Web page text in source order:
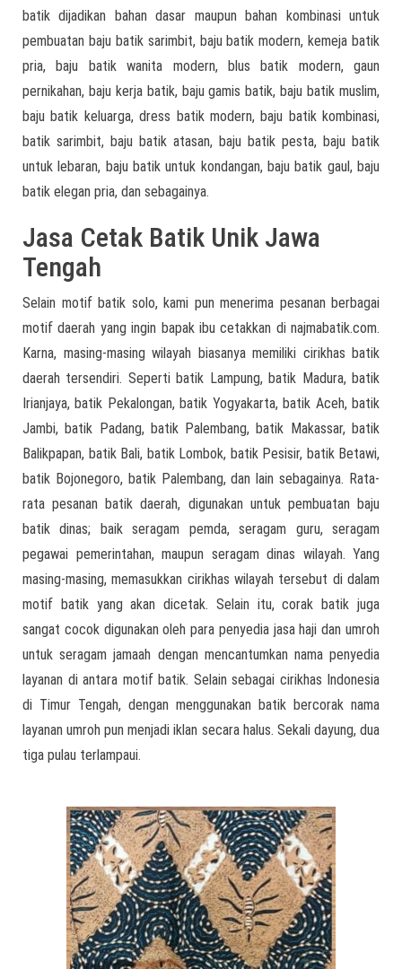
batik dijadikan bahan dasar maupun bahan kombinasi untuk
pembuatan baju batik sarimbit, baju batik modern, kemeja batik
pria, baju batik wanita modern, blus batik modern, gaun
pernikahan, baju kerja batik, baju gamis batik, baju batik muslim,
baju batik keluarga, dress batik modern, baju batik kombinasi,
batik sarimbit, baju batik atasan, baju batik pesta, baju batik
untuk lebaran, baju batik untuk kondangan, baju batik gaul, baju
batik elegan pria, dan sebagainya.
Jasa Cetak Batik Unik Jawa
Tengah
Selain motif batik solo, kami pun menerima pesanan berbagai
motif daerah yang ingin bapak ibu cetakkan di najmabatik.com.
Karna, masing-masing wilayah biasanya memiliki cirikhas batik
daerah tersendiri. Seperti batik Lampung, batik Madura, batik
Irianjaya, batik Pekalongan, batik Yogyakarta, batik Aceh, batik
Jambi, batik Padang, batik Palembang, batik Makassar, batik
Balikpapan, batik Bali, batik Lombok, batik Pesisir, batik Betawi,
batik Bojonegoro, batik Palembang, dan lain sebagainya. Rata-
rata pesanan batik daerah, digunakan untuk pembuatan baju
batik dinas; baik seragam pemda, seragam guru, seragam
pegawai pemerintahan, maupun seragam dinas wilayah. Yang
masing-masing, memasukkan cirikhas wilayah tersebut di dalam
motif batik yang akan dicetak. Selain itu, corak batik juga
sangat cocok digunakan oleh para penyedia jasa haji dan umroh
untuk seragam jamaah dengan mencantumkan nama penyedia
layanan di antara motif batik. Selain sebagai cirikhas Indonesia
di Timur Tengah, dengan menggunakan batik bercorak nama
layanan umroh pun menjadi iklan secara halus. Sekali dayung, dua
tiga pulau terlampaui.